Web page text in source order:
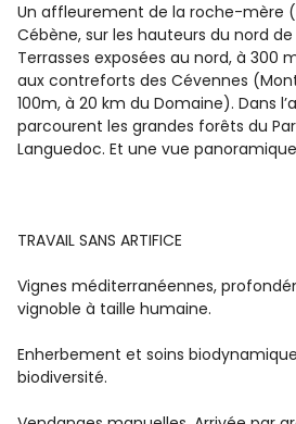
Un affleurement de la roche-mère
Cébène, sur les hauteurs du nord de
Terrasses exposées au nord, à 300
aux contreforts des Cévennes
100m, à 20 km du Domaine). Dans
parcourent les grandes forêts du
Languedoc. Et une vue
TRAVAIL SANS ARTIFICE
Vignes méditerranéennes,
vignoble à taille humaine.
Enherbement et soins
biodiversité.